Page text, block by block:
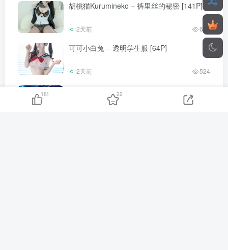
胡桃猫Kurumineko – 裤里丝的秘密 [141P]
2天前 655
可可小白兔 – 透明学生服 [64P]
2天前 524
Hatori Sama(奈奈紀) – Yinlin Wuthering
Waves [44P]
161 22